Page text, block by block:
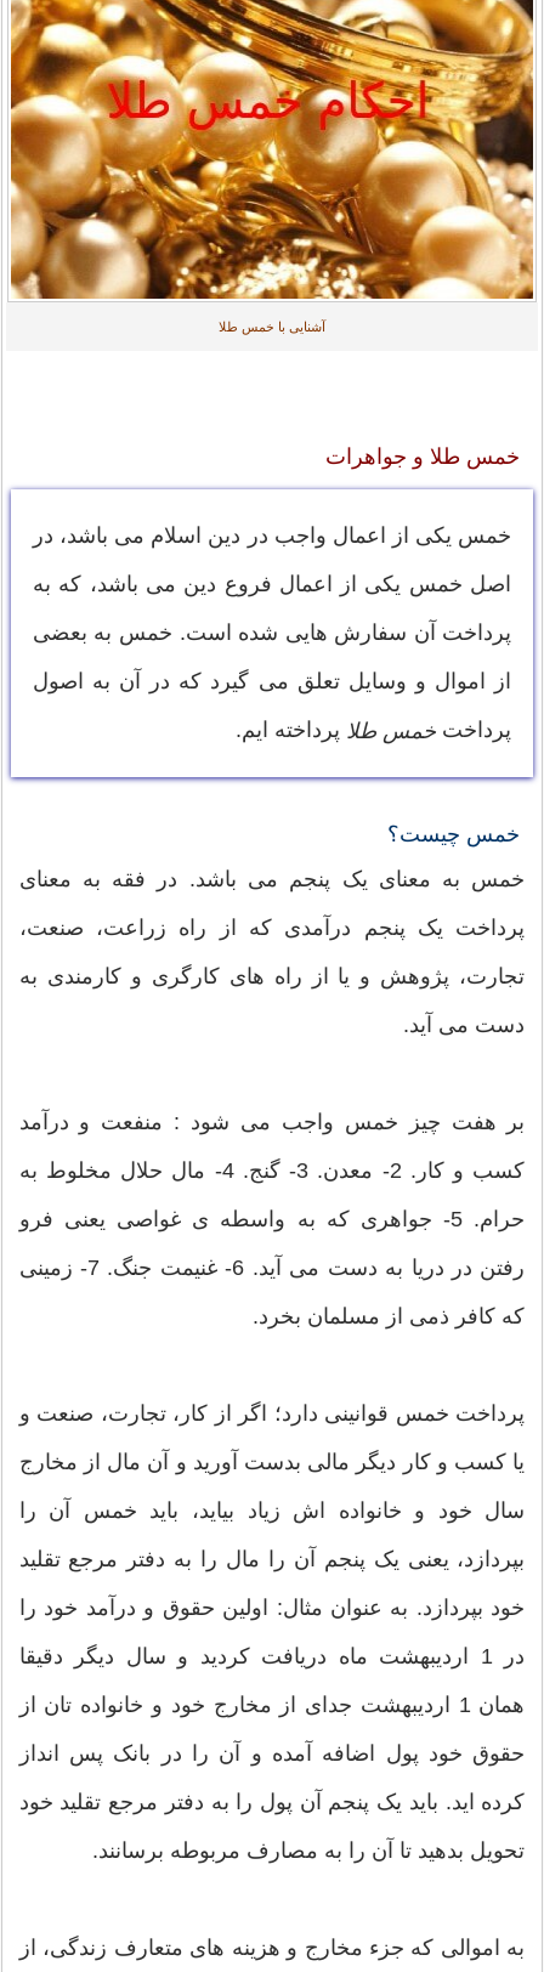
آشنایی با خمس طلا
خمس طلا و جواهرات
خمس یکی از اعمال واجب در دین اسلام می باشد، در
اصل خمس یکی از اعمال فروع دین می باشد، که به
پرداخت آن سفارش هایی شده است. خمس به بعضی
از اموال و وسایل تعلق می گیرد که در آن به اصول
پرداخت خمس طلا پرداخته ایم.
خمس چیست؟
خمس به معنای یک پنجم می باشد. در فقه به معنای
پرداخت یک پنجم درآمدی که از راه زراعت، صنعت،
تجارت، پژوهش و یا از راه های کارگری و کارمندی به
دست می آید.
بر هفت چیز خمس واجب می شود : منفعت و درآمد
کسب و کار. 2- معدن. 3- گنج. 4- مال حلال مخلوط به
حرام. 5- جواهری که به واسطه ی غواصی یعنی فرو
رفتن در دریا به دست می آید. 6- غنیمت جنگ. 7- زمینی
که کافر ذمی از مسلمان بخرد.
پرداخت خمس قوانینی دارد؛ اگر از کار، تجارت، صنعت و
یا کسب و کار دیگر مالی بدست آورید و آن مال از مخارج
سال خود و خانواده اش زیاد بیاید، باید خمس آن را
بپردازد، یعنی یک پنجم آن را مال را به دفتر مرجع تقلید
خود بپردازد. به عنوان مثال: اولین حقوق و درآمد خود را
در 1 اردیبهشت ماه دریافت کردید و سال دیگر دقیقا
همان 1 اردیبهشت جدای از مخارج خود و خانواده تان از
حقوق خود پول اضافه آمده و آن را در بانک پس انداز
کرده اید. باید یک پنجم آن پول را به دفتر مرجع تقلید خود
تحویل بدهید تا آن را به مصارف مربوطه برسانند.
به اموالی که جزء مخارج و هزینه های متعارف زندگی، از